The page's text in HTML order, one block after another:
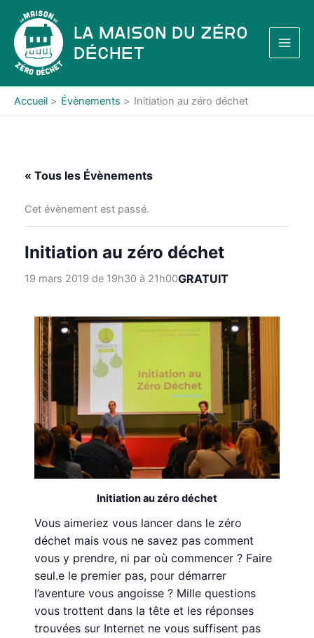
contenu
La Maison du Zéro
Déchet
Accueil Évènements Initiation au zéro déchet
« Tous les Évènements
Cet évènement est passé.
Initiation au zéro déchet
19 mars 2019 de 19h30à 21h00GRATUIT
Initiation au zéro déchet
Vous aimeriez vous lancer dans le zéro
déchet mais vous ne savez pas comment
vous y prendre, ni par où commencer ? Faire
seul.e le premier pas, pour démarrer
l’aventure vous angoisse ? Mille questions
vous trottent dans la tête et les réponses
trouvées sur Internet ne vous suffisent pas